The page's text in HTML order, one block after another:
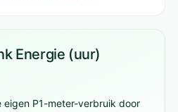
Energie (uur)
eigen P1-meter-verbruik door